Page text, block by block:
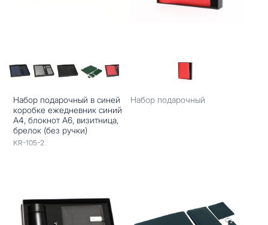
Набор подарочный в синей
коробке ежедневник синий
А4, блокнот А6, визитница,
брелок (без ручки)
KR-105-2
Набор подарочный